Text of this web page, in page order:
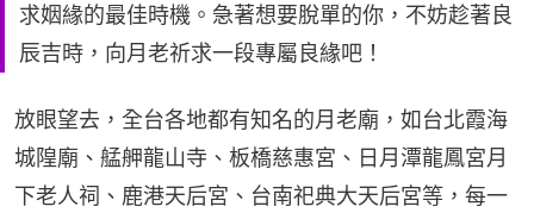
求姻緣的最佳時機。急著想要脫單的你，不妨趁著良
辰吉時，向月老祈求一段專屬良緣吧！
放眼望去，全台各地都有知名的月老廟，如台北霞海
城隍廟、艋舺龍山寺、板橋慈惠宮、日月潭龍鳳宮月
下老人祠、鹿港天后宮、台南祀典大天后宮等，每一